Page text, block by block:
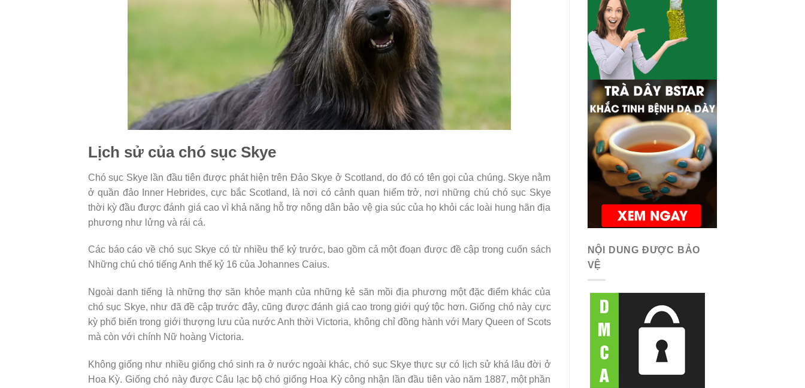
Lịch sử của chó sục Skye
Chó sục Skye lần đầu tiên được phát hiện trên Đảo Skye ở Scotland, do đó có tên gọi của chúng. Skye nằm
ở quần đảo Inner Hebrides, cực bắc Scotland, là nơi có cảnh quan hiểm trở, nơi những chú chó sục Skye
thời kỳ đầu được đánh giá cao vì khả năng hỗ trợ nông dân bảo vệ gia súc của họ khỏi các loài hung hãn địa
phương như lửng và rái cá.
Các báo cáo về chó sục Skye có từ nhiều thế kỷ trước, bao gồm cả một đoạn được đề cập trong cuốn sách
Những chú chó tiếng Anh thế kỷ 16 của Johannes Caius.
Ngoài danh tiếng là những thợ săn khỏe mạnh của những kẻ săn mồi địa phương một đặc điểm khác của
chó sục Skye, như đã đề cập trước đây, cũng được đánh giá cao trong giới quý tộc hơn. Giống chó này cực
kỳ phổ biến trong giới thượng lưu của nước Anh thời Victoria, không chỉ đồng hành với Mary Queen of Scots
mà còn với chính Nữ hoàng Victoria.
Không giống như nhiều giống chó sinh ra ở nước ngoài khác, chó sục Skye thực sự có lịch sử khá lâu đời ở
Hoa Kỳ. Giống chó này được Câu lạc bộ chó giống Hoa Kỳ công nhận lần đầu tiên vào năm 1887, một phần
NỘI DUNG ĐƯỢC BẢO
VỆ